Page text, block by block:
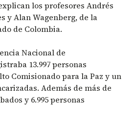
los profesores Andrés
y Alan Wagenberg, de la
de Colombia.
Nacional de
13.997 personas
Comisionado para la Paz y un
Además de más de
y 6.995 personas